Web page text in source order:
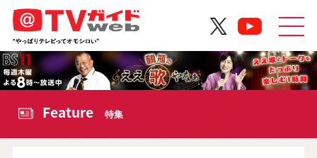
Feature 特集